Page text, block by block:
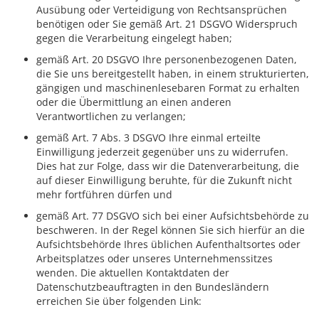
Ausübung oder Verteidigung von Rechtsansprüchen
benötigen oder Sie gemäß Art. 21 DSGVO Widerspruch
gegen die Verarbeitung eingelegt haben;
gemäß Art. 20 DSGVO Ihre personenbezogenen Daten,
die Sie uns bereitgestellt haben, in einem strukturierten,
gängigen und maschinenlesebaren Format zu erhalten
oder die Übermittlung an einen anderen
Verantwortlichen zu verlangen;
gemäß Art. 7 Abs. 3 DSGVO Ihre einmal erteilte
Einwilligung jederzeit gegenüber uns zu widerrufen.
Dies hat zur Folge, dass wir die Datenverarbeitung, die
auf dieser Einwilligung beruhte, für die Zukunft nicht
mehr fortführen dürfen und
gemäß Art. 77 DSGVO sich bei einer Aufsichtsbehörde zu
beschweren. In der Regel können Sie sich hierfür an die
Aufsichtsbehörde Ihres üblichen Aufenthaltsortes oder
Arbeitsplatzes oder unseres Unternehmenssitzes
wenden. Die aktuellen Kontaktdaten der
Datenschutzbeauftragten in den Bundesländern
erreichen Sie über folgenden Link: